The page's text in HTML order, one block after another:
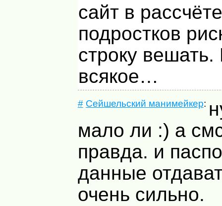
сайт в
подростков
строку
всякое…
# Сейшельский манимейкер:
мало ли :) а
правда. и
данные
очень сильно.